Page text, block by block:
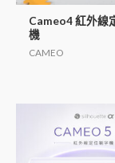
Cameo4 紅外線
機
CAMEO